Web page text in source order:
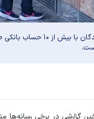
شایعه محرومیت
گزارشی در برخی